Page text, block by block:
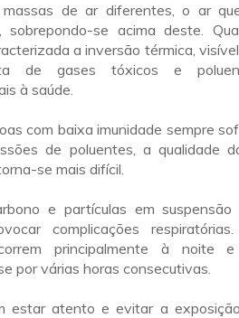
de ar diferentes, o ar
se acima deste.
a inversão térmica,
de gases tóxicos e
à saúde.
com baixa imunidade sempre
de poluentes, a qualidade
se mais difícil.
e partículas em suspensão
complicações
principalmente à noite
por várias horas consecutivas.
estar atento e evitar a